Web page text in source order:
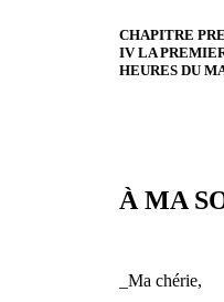
CHAPITRE
IV LA
HEURES DU
À MA
_Ma chérie,